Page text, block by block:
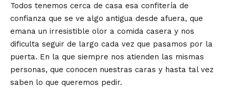
Todos tenemos cerca de casa esa confitería de
confianza que se ve algo antigua desde afuera, que
emana un irresistible olor a comida casera y nos
dificulta seguir de largo cada vez que pasamos por la
puerta. En la que siempre nos atienden las mismas
personas, que conocen nuestras caras y hasta tal vez
saben lo que queremos pedir.